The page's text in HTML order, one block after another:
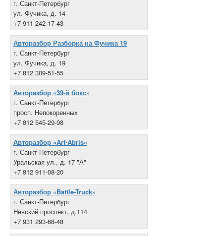
г. Санкт-Петербург
ул. Фучика, д. 14
+7 911 242-17-43
Авторазбор Разборка на Фучика 19
г. Санкт-Петербург
ул. Фучика, д. 19
+7 812 309-51-55
Авторазбор «39-й бокс»
г. Санкт-Петербург
просп. Непокоренных
+7 812 545-29-98
Авторазбор «Art-Abris»
г. Санкт-Петербург
Уральская ул., д. 17 "А"
+7 812 911-08-20
Авторазбор «Battle-Truck»
г. Санкт-Петербург
Невский проспект, д.114
+7 931 293-68-48